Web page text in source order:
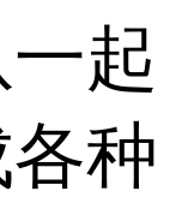
起
种